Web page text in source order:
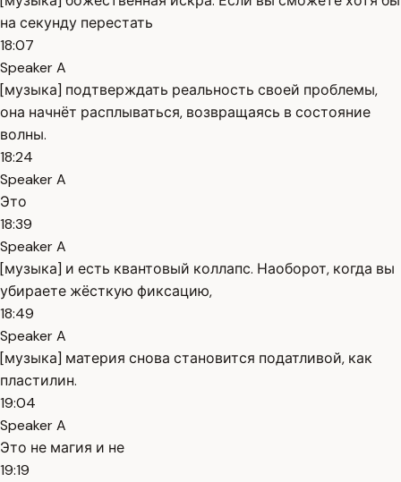
на секунду перестать
18:07
Speaker A
[музыка] подтверждать реальность своей проблемы,
она начнёт расплываться, возвращаясь в состояние
волны.
18:24
Speaker A
Это
18:39
Speaker A
[музыка] и есть квантовый коллапс. Наоборот, когда вы
убираете жёсткую фиксацию,
18:49
Speaker A
[музыка] материя снова становится податливой, как
пластилин.
19:04
Speaker A
Это не магия и не
19:19